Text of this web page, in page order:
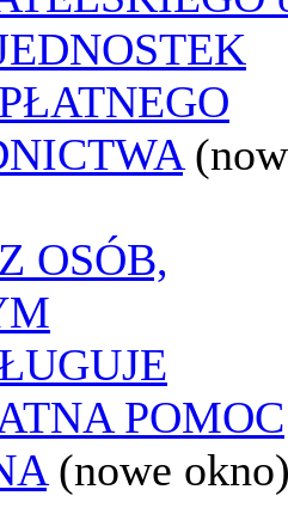
OSÓB,
POMOC
(nowe